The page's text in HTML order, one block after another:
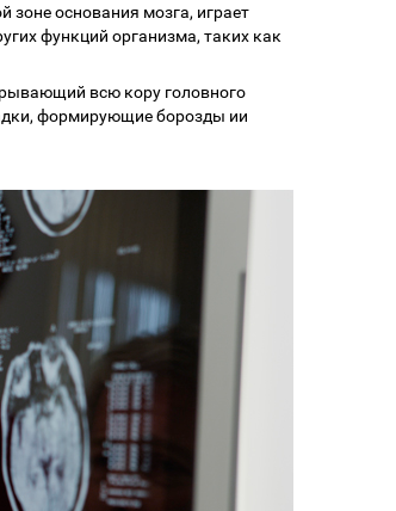
зоне основания мозга, играет
функций организма, таких как
всю кору головного
формирующие борозды ии